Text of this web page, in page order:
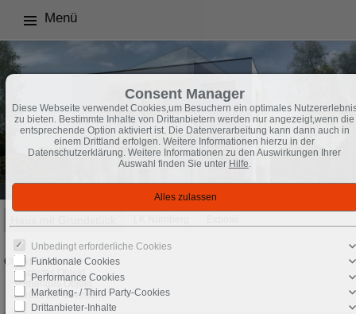
Menü
Objekt 12 von 130
Nächstes Objekt
Vorheriges Objekt
Zurück zur Übersicht
Consent Manager
Diese Webseite verwendet Cookies,um Besuchern ein optimales
zu bieten. Bestimmte Inhalte von Drittanbietern werden nur angezeigt,wenn die
entsprechende Option aktiviert ist. Die Datenverarbeitung kann dann auch in
einem Drittland erfolgen. Weitere Informationen hierzu in der
Datenschutzerklärung. Weitere Informationen zu den Auswirkungen Ihrer
Auswahl finden Sie unter Hilfe.
Unbedingt erforderliche Cookies
Funktionale Cookies
Performance Cookies
Marketing- / Third Party-Cookies
Drittanbieter-Inhalte